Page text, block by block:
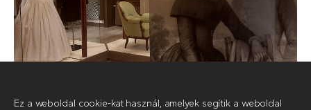
Ez a weboldal cookie-kat használ, amelyek segítik a weboldal